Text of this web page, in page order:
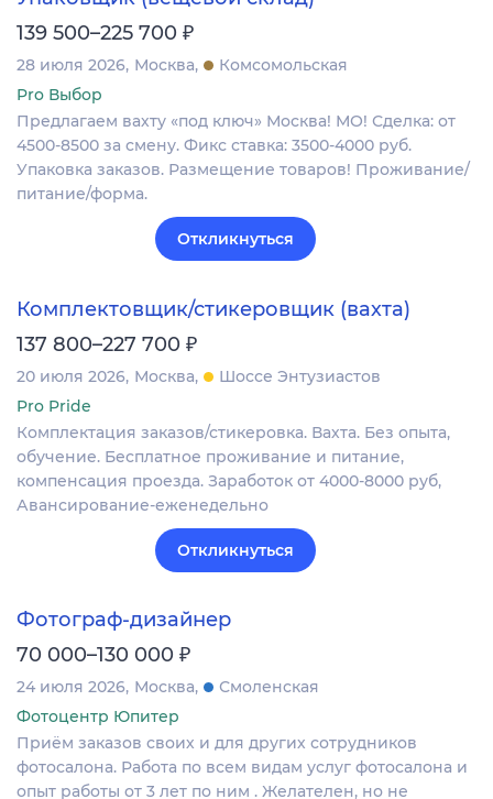
139 500–225 700 ₽
28 июля 2026 Москва
Комсомольская
Pro Выбор
Предлагаем вахту «под ключ» Москва! МО! Сделка: от
4500-8500 за смену. Фикс ставка: 3500-4000 руб.
Упаковка заказов. Размещение товаров! Проживание/
питание/форма.
Откликнуться
Комплектовщик/стикеровщик (вахта)
137 800–227 700 ₽
20 июля 2026 Москва
Шоссе Энтузиастов
Pro Pride
Комплектация заказов/стикеровка. Вахта. Без опыта,
обучение. Бесплатное проживание и питание,
компенсация проезда. Заработок от 4000-8000 руб,
Авансирование-еженедельно
Откликнуться
Фотограф-дизайнер
70 000–130 000 ₽
24 июля 2026 Москва
Смоленская
Фотоцентр Юпитер
Приём заказов своих и для других сотрудников
фотосалона. Работа по всем видам услуг фотосалона и
опыт работы от 3 лет по ним . Желателен, но не